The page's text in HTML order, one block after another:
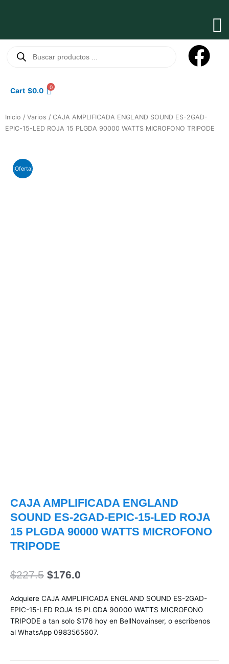
productos
Cart $0.0 0
Inicio / Varios / CAJA AMPLIFICADA ENGLAND SOUND ES-2GAD-
EPIC-15-LED ROJA 15 PLGDA 90000 WATTS MICROFONO TRIPODE
¡Oferta!
CAJA AMPLIFICADA ENGLAND
SOUND ES-2GAD-EPIC-15-LED ROJA
15 PLGDA 90000 WATTS MICROFONO
TRIPODE
$227.5 El
original
era:
$227.5.
$176.0
actual
es:
$176.0.
Adquiere CAJA AMPLIFICADA ENGLAND SOUND ES-2GAD-
EPIC-15-LED ROJA 15 PLGDA 90000 WATTS MICROFONO
TRIPODE a tan solo $176 hoy en BellNovainser, o escribenos
al WhatsApp 0983565607.